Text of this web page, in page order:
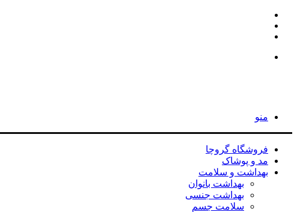
منو
فروشگاه گروچا
مد و پوشاک
بهداشت و سلامت
بهداشت بانوان
بهداشت جنسی
سلامت جسم